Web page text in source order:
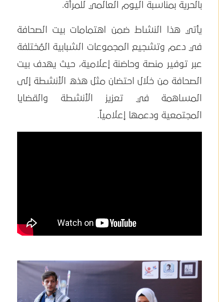
بالحرية بمناسبة اليوم العالمي للمرأة.
يأتي هذا النشاط ضمن اهتمامات بيت الصحافة
في دعم وتشجيع المجموعات الشبابية المُختلفة
عبر توفير منصة وحاضنة إعلامية، حيث يهدف بيت
الصحافة من خلال احتضان مثل هذه الأنشطة إلى
المساهمة في تعزيز الأنشطة والقضايا
المجتمعية ودعمها إعلامياً.